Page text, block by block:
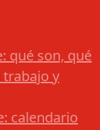
qué son, qué
y
calendario